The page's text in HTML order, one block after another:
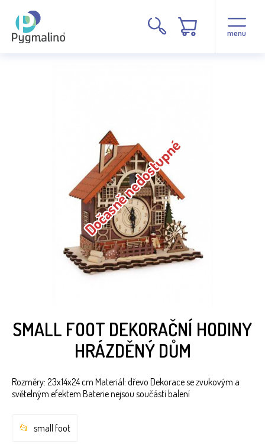
menu
Dočasně nedostupné
SMALL FOOT DEKORAČNÍ HODINY
HRÁZDĚNÝ DŮM
Rozměry: 23x14x24 cm Materiál: dřevo Dekorace se zvukovým a
světelným efektem Baterie nejsou součástí balení
small foot